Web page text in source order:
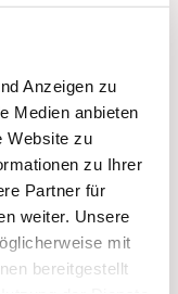
Anzeigen zu
Medien anbieten
Website zu
zu Ihrer
Partner für
weiter. Unsere
mit
bereitgestellt